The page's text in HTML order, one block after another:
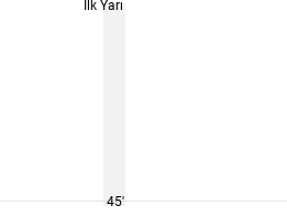
İlk Yarı
45'